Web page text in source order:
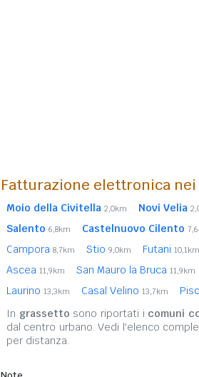
Fatturazione elettronica
Moio della Civitella 2,0km Novi Velia
Salento 6,8km Castelnuovo Cilento
Campora 8,7km Stio 9,0km Futani 10,1km
Ascea 11,9km San Mauro la Bruca 11,9km
Laurino 13,3km Casal Velino 13,7km
In grassetto sono riportati i comuni
dal centro urbano. Vedi l'elenco
per distanza.